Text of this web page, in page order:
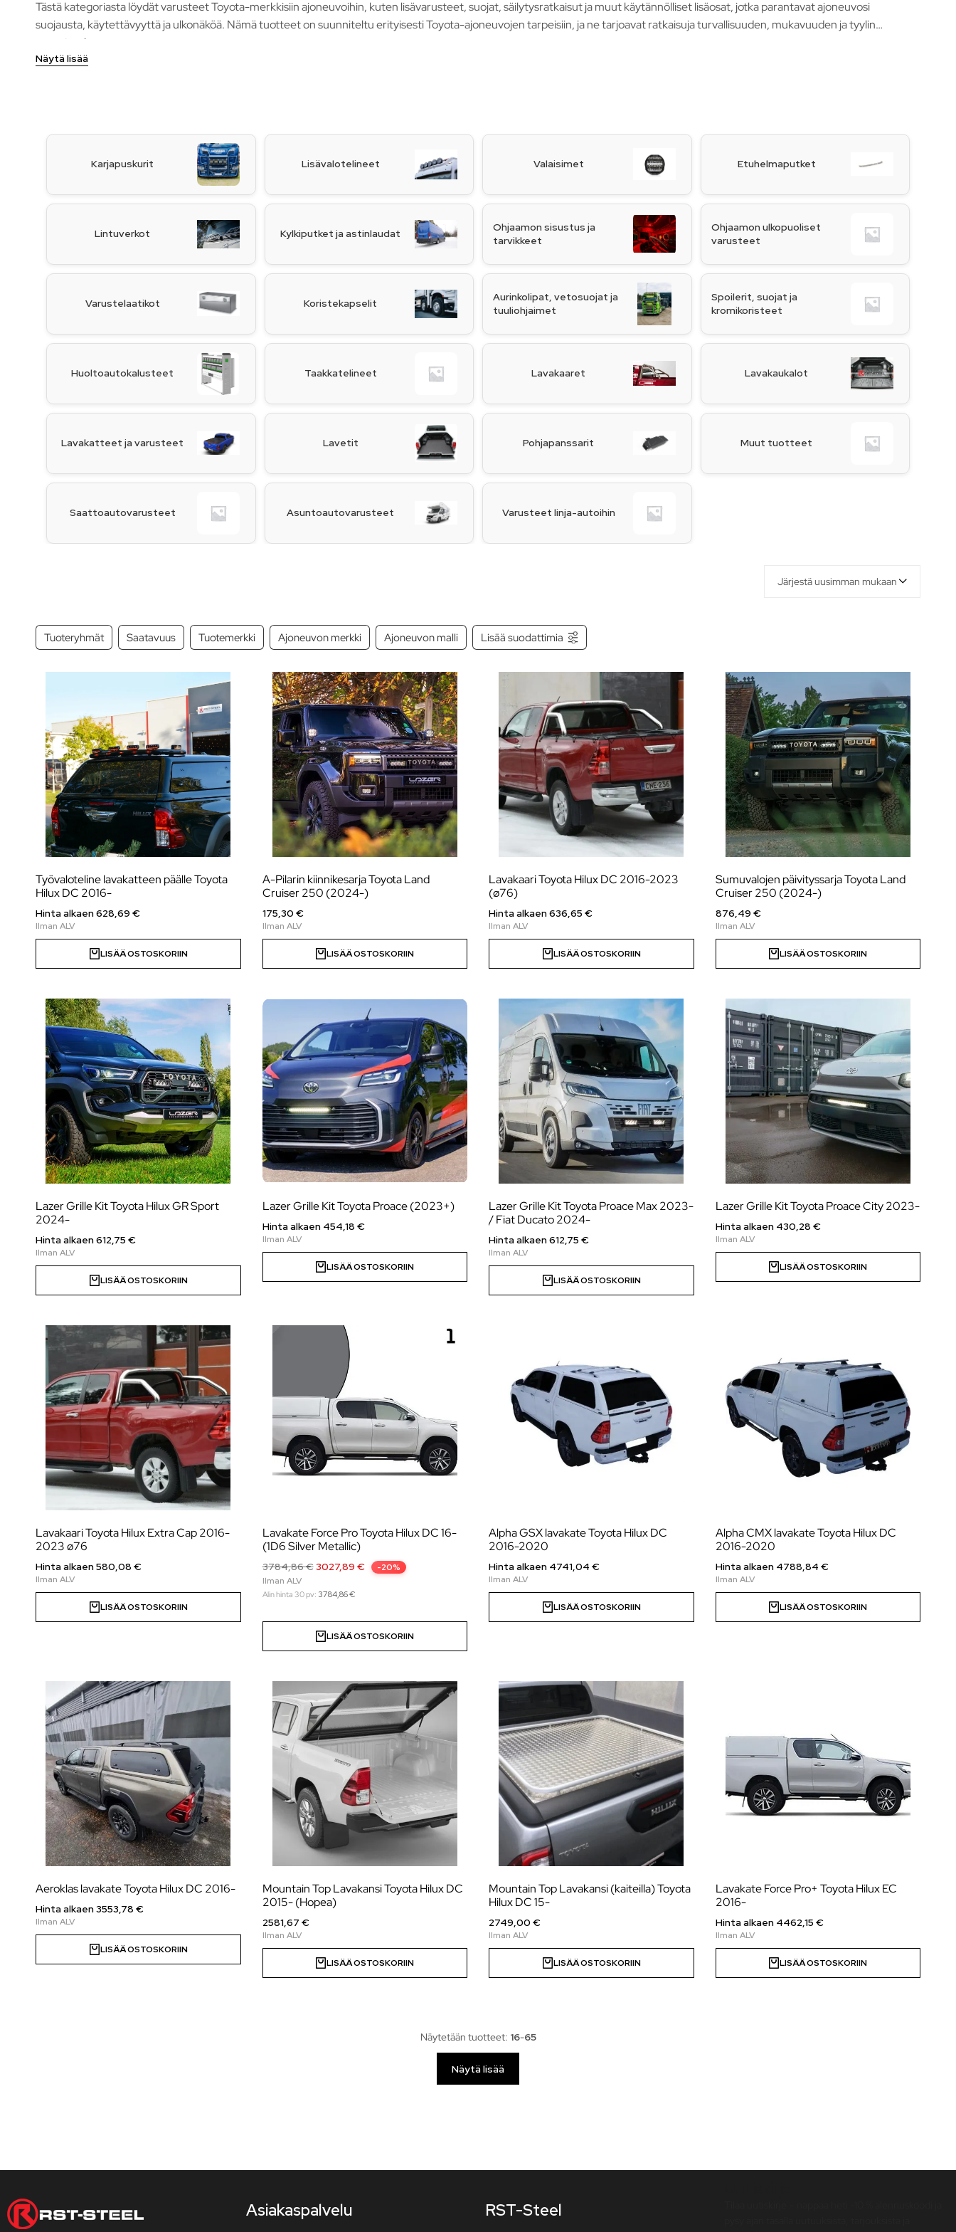
Tästä kategoriasta löydät varusteet Toyota-merkkisiin ajoneuvoihin, kuten lisävarusteet, suojat, säilytysratkaisut ja muut käytännölliset lisäosat, jotka parantavat ajoneuvosi
suojausta, käytettävyyttä ja ulkonäköä. Nämä tuotteet on suunniteltu erityisesti Toyota-ajoneuvojen tarpeisiin, ja ne tarjoavat ratkaisuja turvallisuuden, mukavuuden ja tyylin
parantamiseen.
Näytä lisää
Karjapuskurit Lisävalotelineet Valaisimet Etuhelmaputket
Lintuverkot Kylkiputket ja astinlaudat
Ohjaamon sisustus ja
tarvikkeet
Ohjaamon ulkopuoliset
varusteet
Varustelaatikot Koristekapselit
Aurinkolipat, vetosuojat ja
tuuliohjaimet
Spoilerit, suojat ja
kromikoristeet
Huoltoautokalusteet Taakkatelineet Lavakaaret Lavakaukalot
Lavakatteet ja varusteet Lavetit Pohjapanssarit Muut tuotteet
Saattoautovarusteet Asuntoautovarusteet Varusteet linja-autoihin
Järjestä uusimman mukaan
Tuoteryhmät Saatavuus Tuotemerkki Ajoneuvon merkki Ajoneuvon malli Lisää suodattimia
Työvaloteline lavakatteen päälle Toyota
Hilux DC 2016-
Hinta alkaen628,69 €
LISÄÄ OSTOSKORIIN
A-Pilarin kiinnikesarja Toyota Land
Cruiser 250 (2024-)
175,30 €
LISÄÄ OSTOSKORIIN
Lavakaari Toyota Hilux DC 2016-2023
(ø76)
Hinta alkaen 636,65 €
LISÄÄ OSTOSKORIIN
Sumuvalojen päivityssarja Toyota Land
Cruiser 250 (2024-)
876,49 €
LISÄÄ OSTOSKORIIN
Lazer Grille Kit Toyota Hilux GR Sport
2024-
Hinta alkaen612,75 €
LISÄÄ OSTOSKORIIN
Lazer Grille Kit Toyota Proace (2023+)
Hinta alkaen 454,18 €
LISÄÄ OSTOSKORIIN
Lazer Grille Kit Toyota Proace Max 2023-
/ Fiat Ducato 2024-
Hinta alkaen612,75 €
LISÄÄ OSTOSKORIIN
Lazer Grille Kit Toyota Proace City 2023-
Hinta alkaen 430,28 €
LISÄÄ OSTOSKORIIN
Lavakaari Toyota Hilux Extra Cap 2016-
2023 ø76
Hinta alkaen580,08 €
LISÄÄ OSTOSKORIIN
Lavakate Force Pro Toyota Hilux DC 16-
(1D6 Silver Metallic)
3784,86€3027,89 € -20%
Alin hinta 30 pv: 3784,86€
LISÄÄ OSTOSKORIIN
Alpha GSX lavakate Toyota Hilux DC
2016-2020
Hinta alkaen 4741,04 €
LISÄÄ OSTOSKORIIN
Alpha CMX lavakate Toyota Hilux DC
2016-2020
Hinta alkaen 4788,84 €
LISÄÄ OSTOSKORIIN
Aeroklas lavakate Toyota Hilux DC 2016-
Hinta alkaen 3553,78 €
LISÄÄ OSTOSKORIIN
Mountain Top Lavakansi Toyota Hilux DC
2015- (Hopea)
2581,67 €
LISÄÄ OSTOSKORIIN
Mountain Top Lavakansi (kaiteilla) Toyota
Hilux DC 15-
2749,00 €
LISÄÄ OSTOSKORIIN
Lavakate Force Pro+ Toyota Hilux EC
2016-
Hinta alkaen 4462,15 €
LISÄÄ OSTOSKORIIN
Näytetään tuotteet: 16-65
Näytä lisää
Asiakaspalvelu RST-Steel